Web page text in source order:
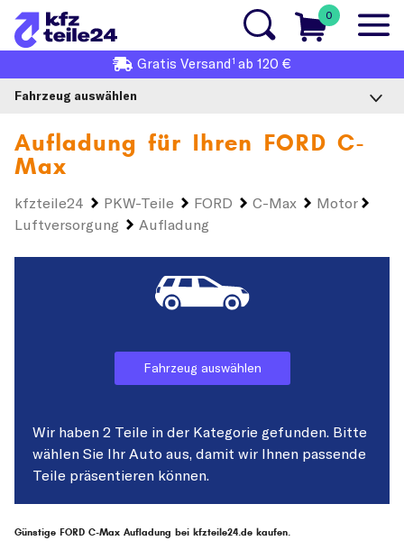
0
Gratis Versand1 ab 120 €
Fahrzeug auswählen
Aufladung für Ihren FORD C-
Max
kfzteile24 PKW-Teile FORD C-Max
Motor
Luftversorgung
Aufladung
Fahrzeug auswählen
Wir haben 2 Teile in der Kategorie gefunden. Bitte
wählen Sie Ihr Auto aus, damit wir Ihnen passende
Teile präsentieren können.
Günstige FORD C-Max Aufladung bei kfzteile24.de kaufen.